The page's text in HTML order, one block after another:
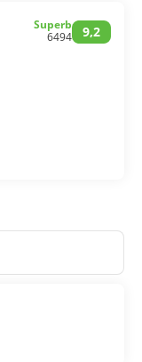
9,2
Superb
6494